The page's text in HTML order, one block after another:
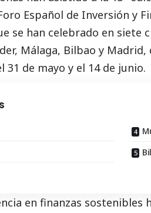
Español de Inversión y
se han celebrado en siete
Málaga, Bilbao y
31 de mayo y el 14 de junio.
en finanzas sostenibles